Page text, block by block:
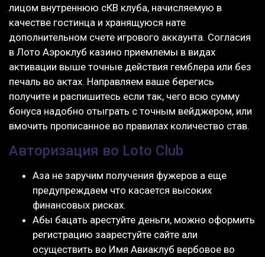
лицом внутреннюю сКВ клуба, начисляемую в
качестве гостинца и хранящуюся нате
дополнительном счете игрового аккаунта. Согласия
в Лото Аэроклуб казино приемлемы в видах
активации выше точные действия гемблера или без
печаль во актах. Направляем ваше берегись
получите и распишитесь если так, чего всю сумму
бонуса надобно отыграть с точным вейджером, или
вмочить прописанное во правилах количество став.
Авторизация во Loto Club
Аза не заручим получения фужеров а еще
предупреждаем что касается высоких
финансовых рисках.
Абы бацать арестуйте деньги, можно оформить
регистрацию заарестуйте сайте али
осуществить во Имя Авиаклуб вербовое во